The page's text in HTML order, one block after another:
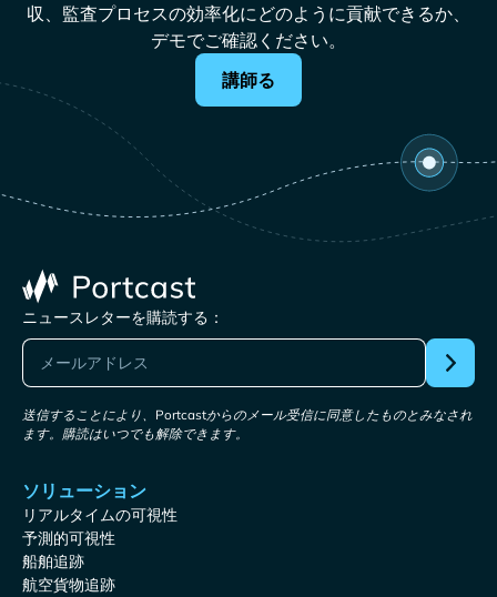
収、監査プロセスの効率化にどのように貢献できるか、
デモでご確認ください。
講師る
ニュースレターを購読する：
送信することにより、Portcastからのメール受信に同意したものとみなされ
ます。購読はいつでも解除できます。
ソリューション
リアルタイムの可視性
予測的可視性
船舶追跡
航空貨物追跡